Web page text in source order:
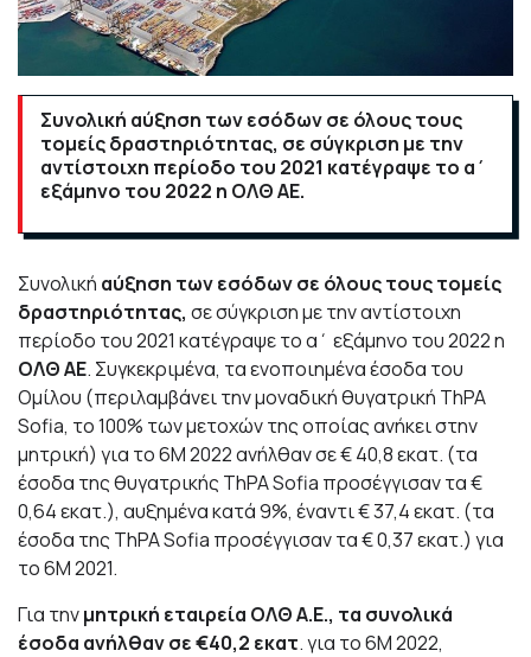
Συνολική αύξηση των εσόδων σε όλους τους
τομείς δραστηριότητας, σε σύγκριση με την
αντίστοιχη περίοδο του 2021 κατέγραψε το α΄
εξάμηνο του 2022 η ΟΛΘ ΑΕ.
Συνολική αύξηση των εσόδων σε όλους τους τομείς
δραστηριότητας, σε σύγκριση με την αντίστοιχη
περίοδο του 2021 κατέγραψε το α΄ εξάμηνο του 2022 η
ΟΛΘ ΑΕ. Συγκεκριμένα, τα ενοποιημένα έσοδα του
Ομίλου (περιλαμβάνει την μοναδική θυγατρική ThPA
Sofia, το 100% των μετοχών της οποίας ανήκει στην
μητρική) για το 6Μ 2022 ανήλθαν σε € 40,8 εκατ. (τα
έσοδα της θυγατρικής ThPA Sofia προσέγγισαν τα €
0,64 εκατ.), αυξημένα κατά 9%, έναντι € 37,4 εκατ. (τα
έσοδα της ThPA Sofia προσέγγισαν τα € 0,37 εκατ.) για
το 6Μ 2021.
Για τηνμητρική εταιρεία ΟΛΘ Α.Ε., τα συνολικά
έσοδα ανήλθαν σε €40,2 εκατ. για το 6Μ 2022,